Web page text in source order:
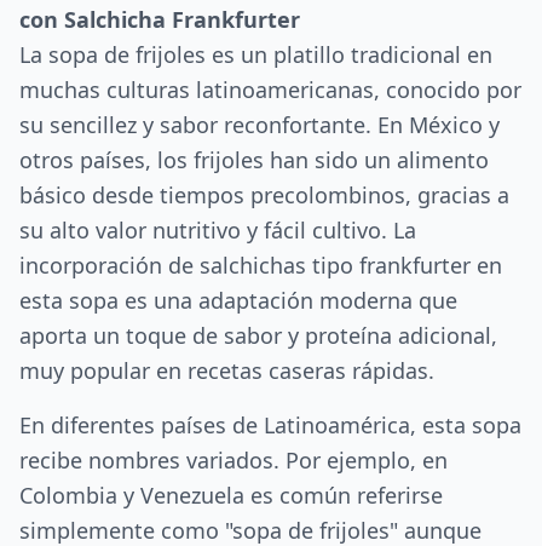
con Salchicha Frankfurter
La sopa de frijoles es un platillo tradicional en
muchas culturas latinoamericanas, conocido por
su sencillez y sabor reconfortante. En México y
otros países, los frijoles han sido un alimento
básico desde tiempos precolombinos, gracias a
su alto valor nutritivo y fácil cultivo. La
incorporación de salchichas tipo frankfurter en
esta sopa es una adaptación moderna que
aporta un toque de sabor y proteína adicional,
muy popular en recetas caseras rápidas.
En diferentes países de Latinoamérica, esta sopa
recibe nombres variados. Por ejemplo, en
Colombia y Venezuela es común referirse
simplemente como "sopa de frijoles" aunque